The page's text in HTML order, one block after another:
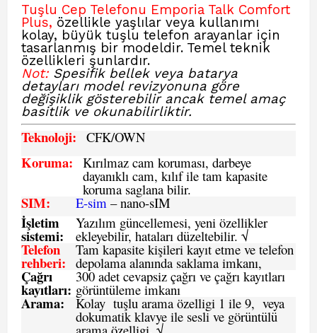
Tuşlu Cep Telefonu Emporia Talk Comfort
Plus, özellikle yaşlılar veya kullanımı
kolay, büyük tuşlu telefon arayanlar için
tasarlanmış bir modeldir. Temel teknik
özellikleri şunlardır.
Not: Spesifik bellek veya batarya
detayları model revizyonuna göre
değişiklik gösterebilir ancak temel amaç
basitlik ve okunabilirliktir.
Teknoloji: CFK/OWN
Koruma: Kırılmaz cam koruması, darbeye
dayanıklı cam, kılıf ile tam kapasite
koruma saglana bilir.
SIM: E-sim – nano-sIM
İşletim
sistemi:
Yazılım güncellemesi, yeni özellikler
ekleyebilir, hataları düzeltebilir. √
Telefon
rehberi:
Tam kapasite kişileri kayıt etme ve telefon
depolama alanında saklama imkanı,
Çağrı
kayıtları:
300 adet cevapsiz çağrı ve çağrı kayıtları
görüntüleme imkanı
Arama: Kolay tuşlu arama özelligi 1 ile 9, veya
dokumatik klavye ile sesli ve görüntülü